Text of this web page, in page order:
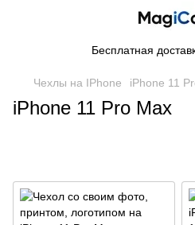
Бесплатная
Чехлы на IPhone iPhone 11
iPhone 11 Pro Max